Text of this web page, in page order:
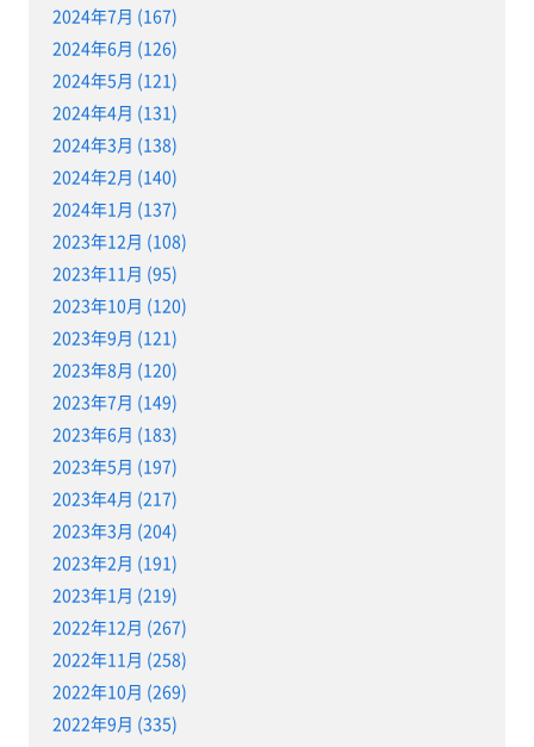
2024年7月 (167)
2024年6月 (126)
2024年5月 (121)
2024年4月 (131)
2024年3月 (138)
2024年2月 (140)
2024年1月 (137)
2023年12月 (108)
2023年11月 (95)
2023年10月 (120)
2023年9月 (121)
2023年8月 (120)
2023年7月 (149)
2023年6月 (183)
2023年5月 (197)
2023年4月 (217)
2023年3月 (204)
2023年2月 (191)
2023年1月 (219)
2022年12月 (267)
2022年11月 (258)
2022年10月 (269)
2022年9月 (335)